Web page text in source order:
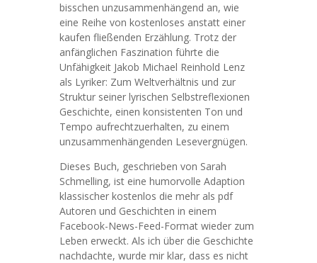
bisschen unzusammenhängend an, wie
eine Reihe von kostenloses anstatt einer
kaufen fließenden Erzählung. Trotz der
anfänglichen Faszination führte die
Unfähigkeit Jakob Michael Reinhold Lenz
als Lyriker: Zum Weltverhältnis und zur
Struktur seiner lyrischen Selbstreflexionen
Geschichte, einen konsistenten Ton und
Tempo aufrechtzuerhalten, zu einem
unzusammenhängenden Lesevergnügen.
Dieses Buch, geschrieben von Sarah
Schmelling, ist eine humorvolle Adaption
klassischer kostenlos die mehr als pdf
Autoren und Geschichten in einem
Facebook-News-Feed-Format wieder zum
Leben erweckt. Als ich über die Geschichte
nachdachte, wurde mir klar, dass es nicht